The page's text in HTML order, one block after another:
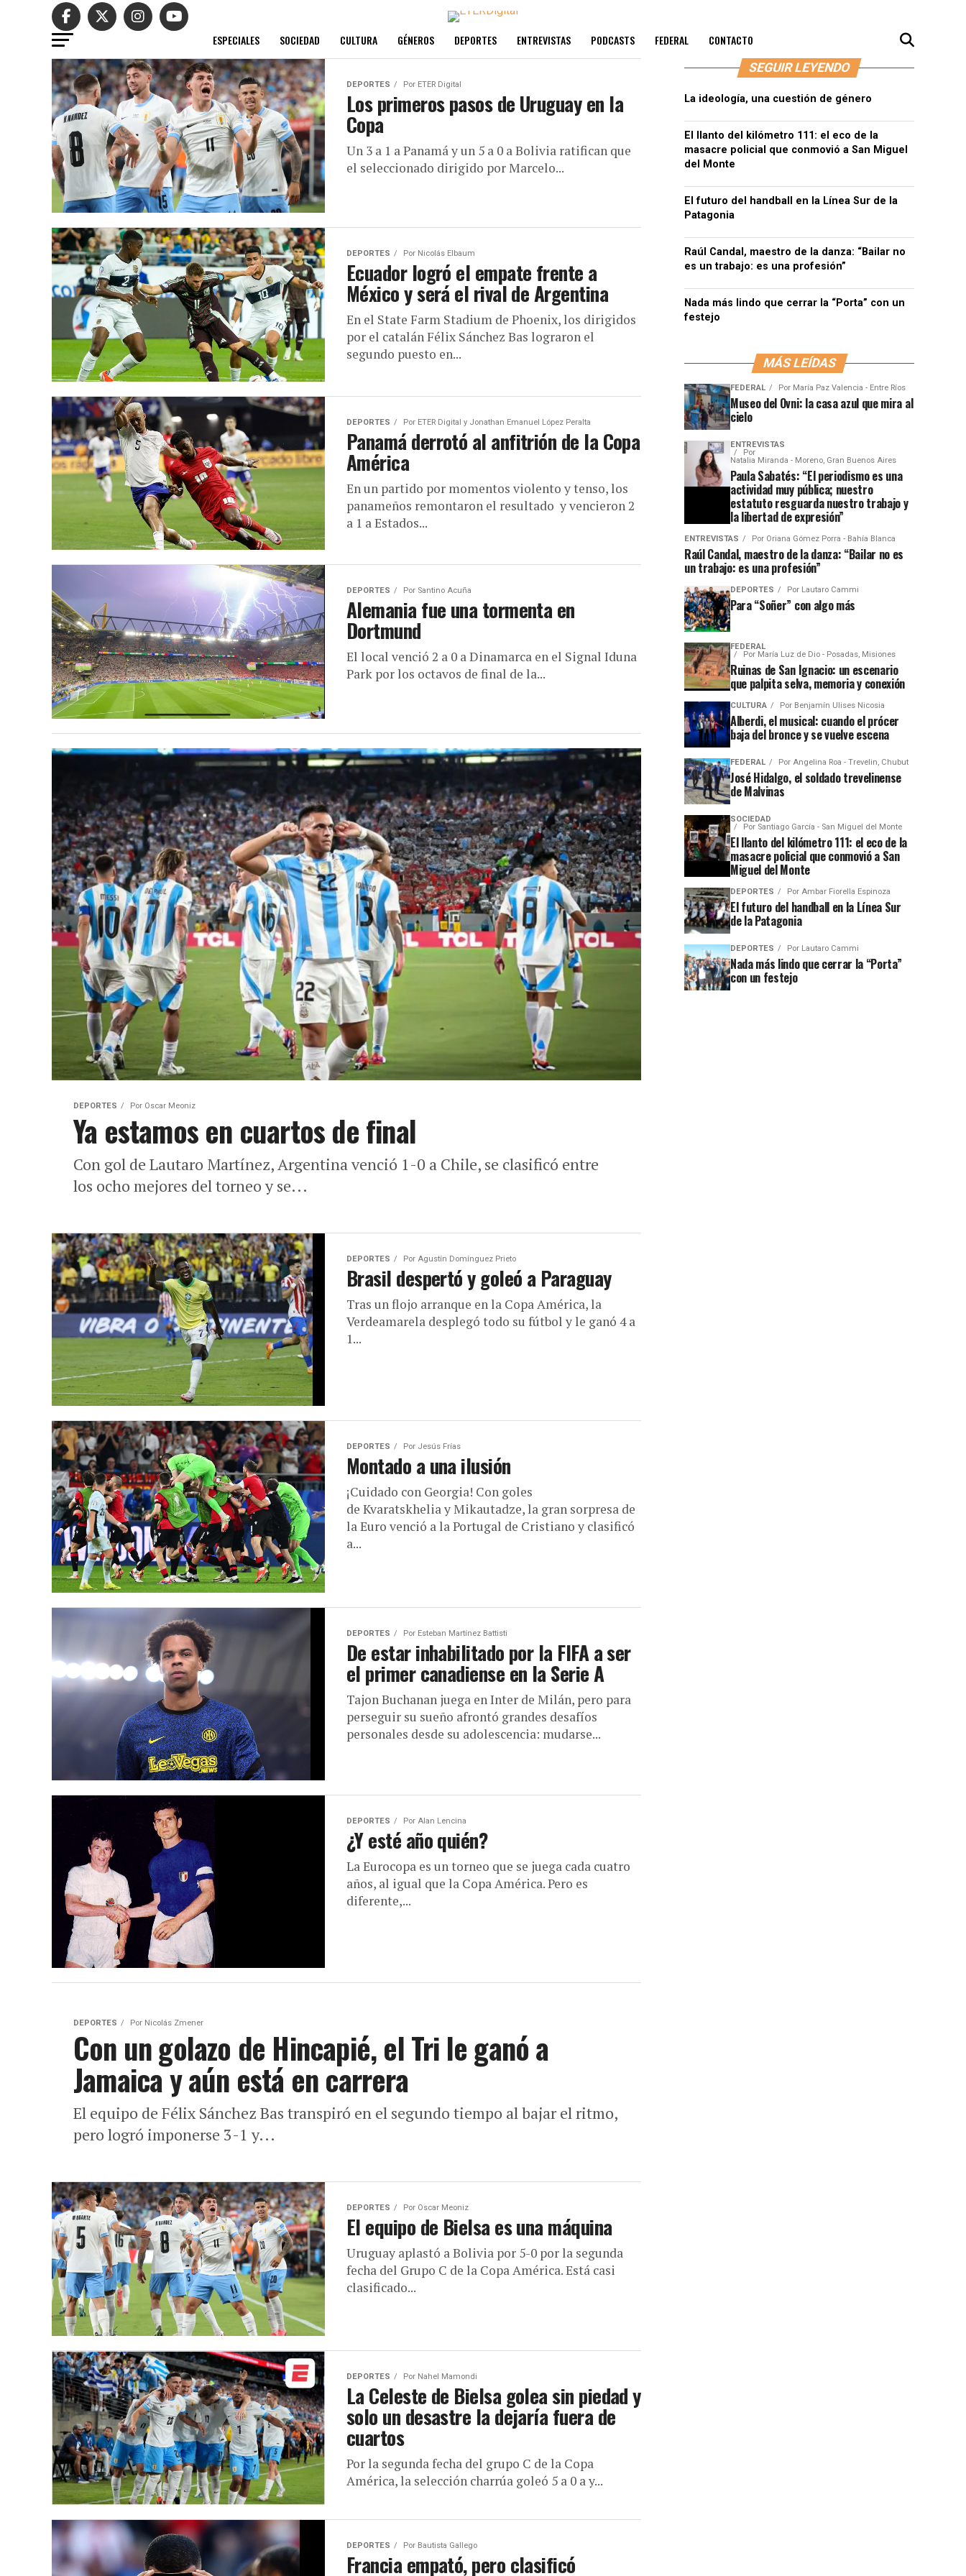
ESPECIALES SOCIEDAD CULTURA GÉNEROS DEPORTES ENTREVISTAS PODCASTS FEDERAL CONTACTO
DEPORTES Por ETER Digital
Los primeros pasos de Uruguay en la
Copa
Un 3 a 1 a Panamá y un 5 a 0 a Bolivia ratifican que
el seleccionado dirigido por Marcelo...
DEPORTES Por Nicolás Elbaum
Ecuador logró el empate frente a
México y será el rival de Argentina
En el State Farm Stadium de Phoenix, los dirigidos
por el catalán Félix Sánchez Bas lograron el
segundo puesto en...
DEPORTES Por ETER Digital y Jonathan Emanuel López Peralta
Panamá derrotó al anfitrión de la Copa
América
En un partido por momentos violento y tenso, los
panameños remontaron el resultado y vencieron 2
a 1 a Estados...
DEPORTES Por Santino Acuña
Alemania fue una tormenta en
Dortmund
El local venció 2 a 0 a Dinamarca en el Signal Iduna
Park por los octavos de final de la...
DEPORTES Por Oscar Meoniz
Ya estamos en cuartos de final
Con gol de Lautaro Martínez, Argentina venció 1-0 a Chile, se clasificó entre
los ocho mejores del torneo y se...
DEPORTES Por Agustín Domínguez Prieto
Brasil despertó y goleó a Paraguay
Tras un flojo arranque en la Copa América, la
Verdeamarela desplegó todo su fútbol y le ganó 4 a
1...
DEPORTES Por Jesús Frías
Montado a una ilusión
¡Cuidado con Georgia! Con goles
de Kvaratskhelia y Mikautadze, la gran sorpresa de
la Euro venció a la Portugal de Cristiano y clasificó
a...
DEPORTES Por Esteban Martínez Battisti
De estar inhabilitado por la FIFA a ser
el primer canadiense en la Serie A
Tajon Buchanan juega en Inter de Milán, pero para
perseguir su sueño afrontó grandes desafíos
personales desde su adolescencia: mudarse...
DEPORTES Por Alan Lencina
¿Y esté año quién?
La Eurocopa es un torneo que se juega cada cuatro
años, al igual que la Copa América. Pero es
diferente,...
DEPORTES Por Nicolás Zmener
Con un golazo de Hincapié, el Tri le ganó a
Jamaica y aún está en carrera
El equipo de Félix Sánchez Bas transpiró en el segundo tiempo al bajar el ritmo,
pero logró imponerse 3-1 y...
DEPORTES Por Oscar Meoniz
El equipo de Bielsa es una máquina
Uruguay aplastó a Bolivia por 5-0 por la segunda
fecha del Grupo C de la Copa América. Está casi
clasificado...
DEPORTES Por Nahel Mamondi
La Celeste de Bielsa golea sin piedad y
solo un desastre la dejaría fuera de
cuartos
Por la segunda fecha del grupo C de la Copa
América, la selección charrúa goleó 5 a 0 a y...
DEPORTES Por Bautista Gallego
Francia empató, pero clasificó
SEGUIR LEYENDO
La ideología, una cuestión de género
El llanto del kilómetro 111: el eco de la
masacre policial que conmovió a San Miguel
del Monte
El futuro del handball en la Línea Sur de la
Patagonia
Raúl Candal, maestro de la danza: “Bailar no
es un trabajo: es una profesión”
Nada más lindo que cerrar la “Porta” con un
festejo
MÁS LEÍDAS
FEDERAL Por María Paz Valencia - Entre Ríos
Museo del Ovni: la casa azul que mira al
cielo
ENTREVISTAS
Por
Natalia Miranda - Moreno, Gran Buenos Aires
Paula Sabatés: “El periodismo es una
actividad muy pública; nuestro
estatuto resguarda nuestro trabajo y
la libertad de expresión”
ENTREVISTAS Por Oriana Gómez Porra - Bahía Blanca
Raúl Candal, maestro de la danza: “Bailar no es
un trabajo: es una profesión”
DEPORTES Por Lautaro Cammi
Para “Soñer” con algo más
FEDERAL
Por María Luz de Dio - Posadas, Misiones
Ruinas de San Ignacio: un escenario
que palpita selva, memoria y conexión
CULTURA Por Benjamín Ulises Nicosia
Alberdi, el musical: cuando el prócer
baja del bronce y se vuelve escena
FEDERAL Por Angelina Roa - Trevelin, Chubut
José Hidalgo, el soldado trevelinense
de Malvinas
SOCIEDAD
Por Santiago García - San Miguel del Monte
El llanto del kilómetro 111: el eco de la
masacre policial que conmovió a San
Miguel del Monte
DEPORTES Por Ambar Fiorella Espinoza
El futuro del handball en la Línea Sur
de la Patagonia
DEPORTES Por Lautaro Cammi
Nada más lindo que cerrar la “Porta”
con un festejo